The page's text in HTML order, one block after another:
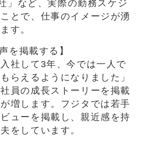
」など、実際の勤務スケジ
とで、仕事のイメージが湧
す。
を掲載する】
入社して3年、今では一人で
らえるようになりました」
員の成長ストーリーを掲載
増します。フジタでは若手
ューを掲載し、親近感を持
をしています。